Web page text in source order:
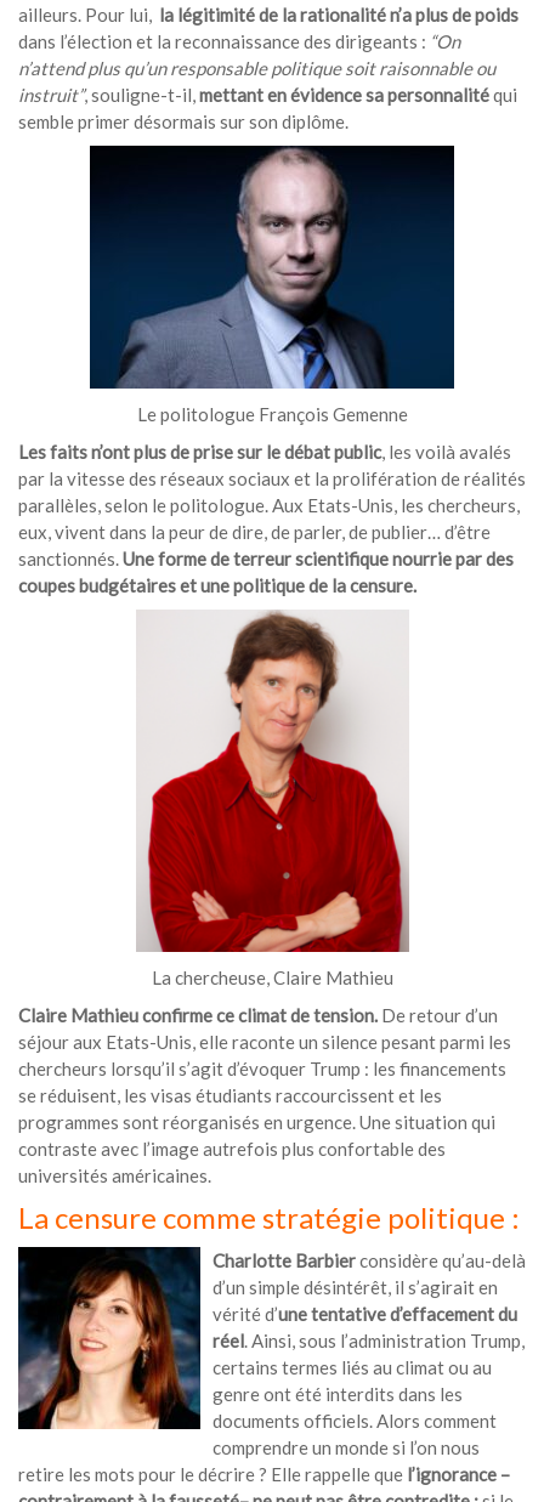
ailleurs. Pour lui, la légitimité de la rationalité n’a plus de poids
dans l’élection et la reconnaissance des dirigeants : “On
n’attend plus qu’un responsable politique soit raisonnable ou
instruit”, souligne-t-il,mettant en évidence sa personnalitéqui
semble primer désormais sur son diplôme.
Le politologue François Gemenne
Les faits n’ont plus de prise sur le débat public, les voilà avalés
par la vitesse des réseaux sociaux et la prolifération de réalités
parallèles, selon le politologue. Aux Etats-Unis, les chercheurs,
eux, vivent dans la peur de dire, de parler, de publier… d’être
sanctionnés.Une forme de terreur scientifique nourrie par des
coupes budgétaires et une politique de la censure.
La chercheuse, Claire Mathieu
Claire Mathieu confirme ce climat de tension. De retour d’un
séjour aux Etats-Unis, elle raconte un silence pesant parmi les
chercheurs lorsqu’il s’agit d’évoquer Trump : les financements
se réduisent, les visas étudiants raccourcissent et les
programmes sont réorganisés en urgence. Une situation qui
contraste avec l’image autrefois plus confortable des
universités américaines.
La censure comme stratégie politique :
Charlotte Barbierconsidère qu’au-delà
d’un simple désintérêt, il s’agirait en
vérité d’une tentative d’effacement du
réel. Ainsi, sous l’administration Trump,
certains termes liés au climat ou au
genre ont été interdits dans les
documents officiels. Alors comment
comprendre un monde si l’on nous
retire les mots pour le décrire ? Elle rappelle que l’ignorance –